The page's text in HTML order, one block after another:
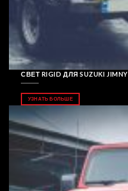
СВЕТ RIGID ДЛЯ SUZUKI JIMNY
УЗНАТЬ БОЛЬШЕ